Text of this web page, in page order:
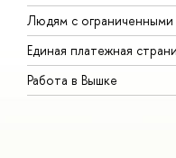
Людям с
Единая платежная
Работа в Вышке